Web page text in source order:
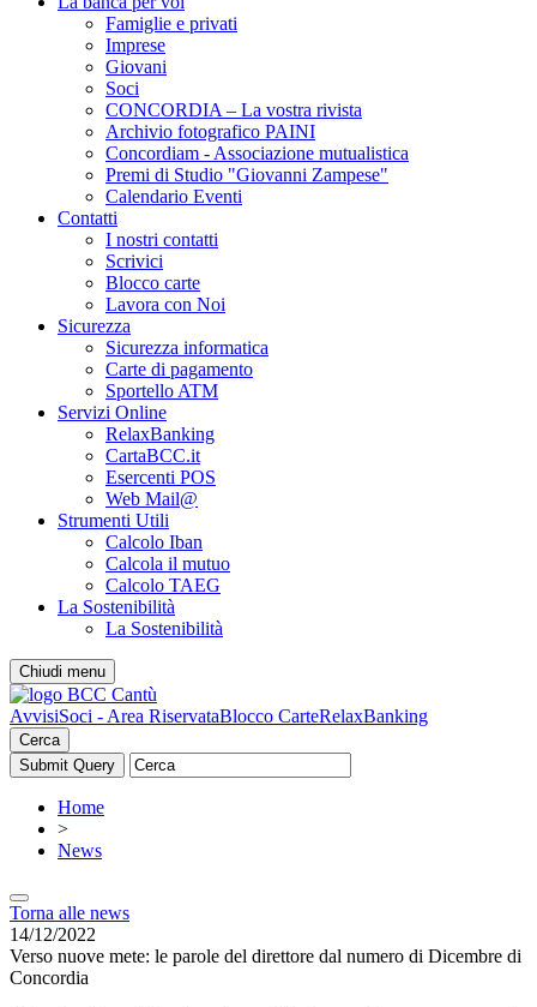
Famiglie e privati
Imprese
Giovani
Soci
CONCORDIA – La vostra rivista
Archivio fotografico PAINI
Concordiam - Associazione mutualistica
Premi di Studio "Giovanni Zampese"
Calendario Eventi
Contatti
I nostri contatti
Scrivici
Blocco carte
Lavora con Noi
Sicurezza
Sicurezza informatica
Carte di pagamento
Sportello ATM
Servizi Online
RelaxBanking
CartaBCC.it
Esercenti POS
Web Mail@
Strumenti Utili
Calcolo Iban
Calcola il mutuo
Calcolo TAEG
La Sostenibilità
La Sostenibilità
Chiudi menu
AvvisiSoci - Area RiservataBlocco CarteRelaxBanking
Cerca
Home
>
News
Torna alle news
14/12/2022
Verso nuove mete: le parole del direttore dal numero di Dicembre di
Concordia